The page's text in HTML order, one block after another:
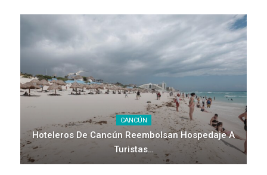
CANCÚN
Hoteleros De Cancún Reembolsan Hospedaje A
Turistas…